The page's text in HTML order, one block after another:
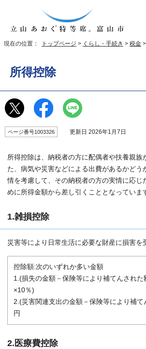
現在の位置： トップページ > くらし・手続き > 税金 >
所得控除
ページ番号1003326 更新日 2026年1月7日
所得控除は、納税者の方に配偶者や扶養親族
た、病気や災害などによる出費があるかどう
情を考慮して、その納税者の方の実情に応じ
めに所得金額から差し引くこととなっていま
1.雑損控除
災害等により日常生活に必要な財産に損害を
控除額:次のいずれか多い金額
1.(損失の金額－保険等により補てんされ
×10％)
2.(災害関連支出の金額－保険等により補て
円
2.医療費控除